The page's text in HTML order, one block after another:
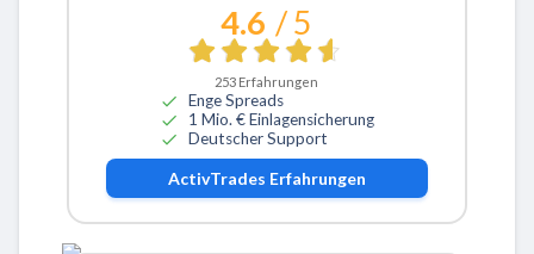
4.6 / 5
253 Erfahrungen
Enge Spreads
1 Mio. € Einlagensicherung
Deutscher Support
ActivTrades Erfahrungen